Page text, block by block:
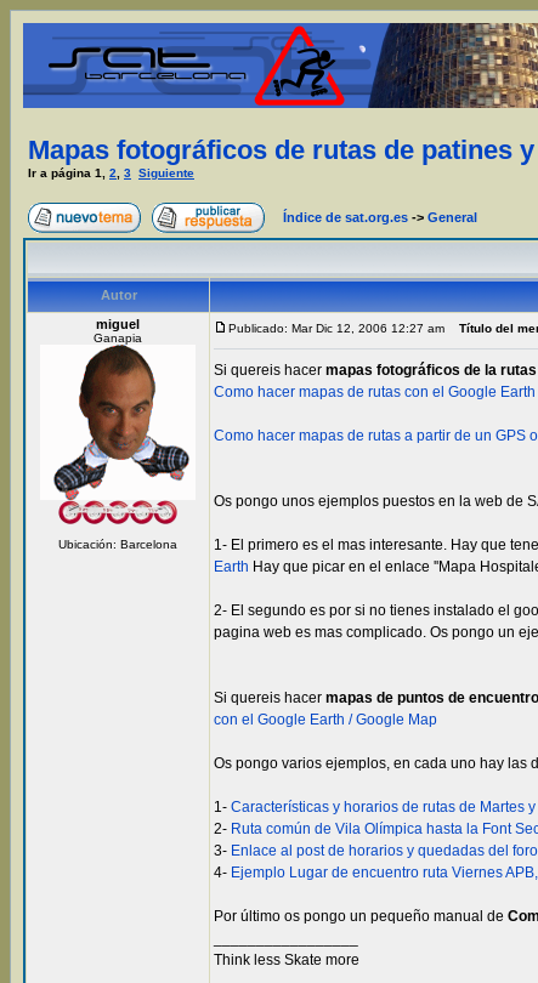
Mapas fotográficos de rutas de patines
Ir a página 1 2 3 Siguiente
Índice de sat.org.es -> General
Autor
miguel
Ganapia
Ubicación: Barcelona
Publicado: Mar Dic 12, 2006 12:27 am Título del
Si quereis hacer mapas fotográficos de la
Como hacer mapas de rutas con el Google Earth
Como hacer mapas de rutas a partir de un GPS
Os pongo unos ejemplos puestos en la web de
1- El primero es el mas interesante. Hay que
Earth Hay que picar en el enlace ''Mapa
2- El segundo es por si no tienes instalado el
pagina web es mas complicado. Os pongo un
Si quereis hacer mapas de puntos de encuentro
con el Google Earth / Google Map
Os pongo varios ejemplos, en cada uno hay las
1- Características y horarios de rutas de Martes
2- Ruta común de Vila Olímpica hasta la Font
3- Enlace al post de horarios y quedadas del foro
4- Ejemplo Lugar de encuentro ruta Viernes
Por último os pongo un pequeño manual de
Think less Skate more